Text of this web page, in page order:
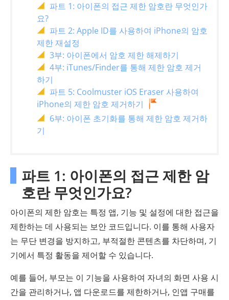
파트 1: 아이폰의 접근 제한 암호란 무엇인가
요?
파트 2: Apple ID를 사용하여 iPhone의 암호
제한 재설정
3부: 아이폰에서 암호 제한 해제하기
4부: iTunes/Finder를 통해 제한 암호 제거
하기
파트 5: Coolmuster iOS Eraser 사용하여
iPhone의 제한 암호 제거하기
6부: 아이폰 초기화를 통해 제한 암호 제거하
기
파트 1: 아이폰의 접근 제한 암
호란 무엇인가요?
아이폰의 제한 암호는 특정 앱, 기능 및 설정에 대한 접근을
제한하는 데 사용되는 보안 코드입니다. 이를 통해 사용자
는 무단 변경을 방지하고, 부적절한 콘텐츠를 차단하며, 기
기에서 특정 활동을 제어할 수 있습니다.
예를 들어, 부모는 이 기능을 사용하여 자녀의 화면 사용 시
간을 관리하거나, 앱 다운로드를 제한하거나, 인앱 구매를